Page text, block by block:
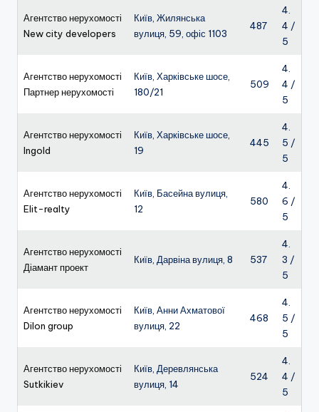
Агентство нерухомості
New city developers
Київ, Жилянська
вулиця, 59, офіс 1103
487
4.
4 /
5
Агентство нерухомості
Партнер нерухомості
Київ, Харківське шосе,
180/21
509
4.
4 /
5
Агентство нерухомості
Ingold
Київ, Харківське шосе,
19
445
4.
5 /
5
Агентство нерухомості
Elit-realty
Київ, Басейна вулиця,
12
580
4.
6 /
5
Агентство нерухомості
Діамант проект
Київ, Дарвіна вулиця, 8 537
4.
3 /
5
Агентство нерухомості
Dilon group
Київ, Анни Ахматової
вулиця, 22
468
4.
5 /
5
Агентство нерухомості
Sutkikiev
Київ, Деревлянська
вулиця, 14
524
4.
4 /
5